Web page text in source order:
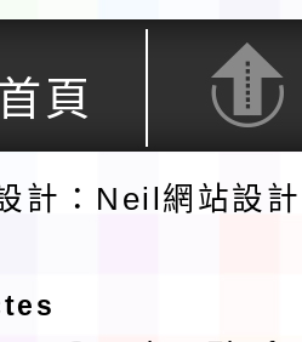
頁
計：Neil網站設